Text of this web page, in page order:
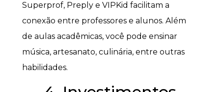
Superprof, Preply e VIPKid facilitam a
conexão entre professores e alunos. Além
de aulas acadêmicas, você pode ensinar
música, artesanato, culinária, entre outras
habilidades.